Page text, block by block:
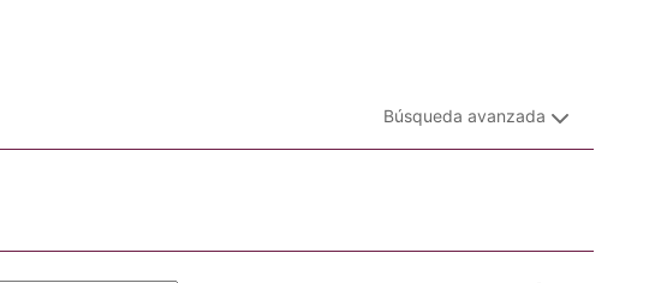
Búsqueda avanzada